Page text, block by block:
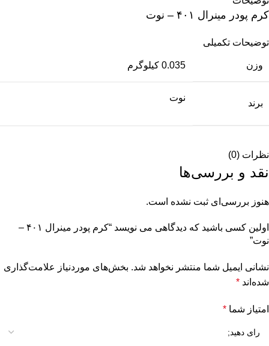
کرم پودر مینرال ۴۰۱ – نوت
توضیحات تکمیلی
وزن 0.035 کیلوگرم
برند
نوت
نظرات (0)
نقد و بررسی‌ها
هنوز بررسی‌ای ثبت نشده است.
اولین کسی باشید که دیدگاهی می نویسد “کرم پودر مینرال ۴۰۱ –
نوت”
نشانی ایمیل شما منتشر نخواهد شد. بخش‌های موردنیاز علامت‌گذاری
شده‌اند *
امتیاز شما *